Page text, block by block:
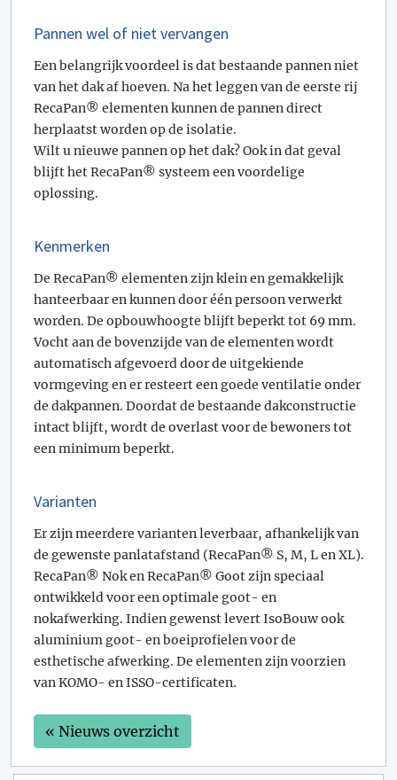
Pannen wel of niet vervangen
Een belangrijk voordeel is dat bestaande pannen niet
van het dak af hoeven. Na het leggen van de eerste rij
RecaPan® elementen kunnen de pannen direct
herplaatst worden op de isolatie.
Wilt u nieuwe pannen op het dak? Ook in dat geval
blijft het RecaPan® systeem een voordelige
oplossing.
Kenmerken
De RecaPan® elementen zijn klein en gemakkelijk
hanteerbaar en kunnen door één persoon verwerkt
worden. De opbouwhoogte blijft beperkt tot 69 mm.
Vocht aan de bovenzijde van de elementen wordt
automatisch afgevoerd door de uitgekiende
vormgeving en er resteert een goede ventilatie onder
de dakpannen. Doordat de bestaande dakconstructie
intact blijft, wordt de overlast voor de bewoners tot
een minimum beperkt.
Varianten
Er zijn meerdere varianten leverbaar, afhankelijk van
de gewenste panlatafstand (RecaPan® S, M, L en XL).
RecaPan® Nok en RecaPan® Goot zijn speciaal
ontwikkeld voor een optimale goot- en
nokafwerking. Indien gewenst levert IsoBouw ook
aluminium goot- en boeiprofielen voor de
esthetische afwerking. De elementen zijn voorzien
van KOMO- en ISSO-certificaten.
« Nieuws overzicht